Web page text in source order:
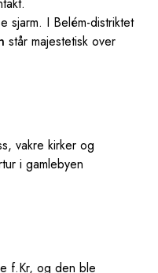
sjarm. I Belém-distriktet
står majestetisk over
vakre kirker og
i gamlebyen
f.Kr, og den ble